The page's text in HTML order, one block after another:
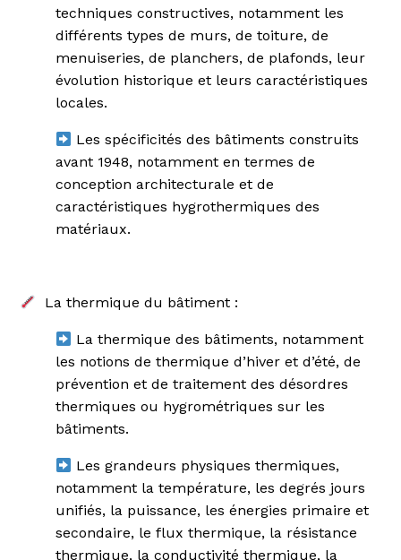
techniques constructives, notamment les
différents types de murs, de toiture, de
menuiseries, de planchers, de plafonds, leur
évolution historique et leurs caractéristiques
locales.
Les spécificités des bâtiments construits
avant 1948, notamment en termes de
conception architecturale et de
caractéristiques hygrothermiques des
matériaux.
La thermique du bâtiment :
La thermique des bâtiments, notamment
les notions de thermique d’hiver et d’été, de
prévention et de traitement des désordres
thermiques ou hygrométriques sur les
bâtiments.
Les grandeurs physiques thermiques,
notamment la température, les degrés jours
unifiés, la puissance, les énergies primaire et
secondaire, le flux thermique, la résistance
thermique, la conductivité thermique, la